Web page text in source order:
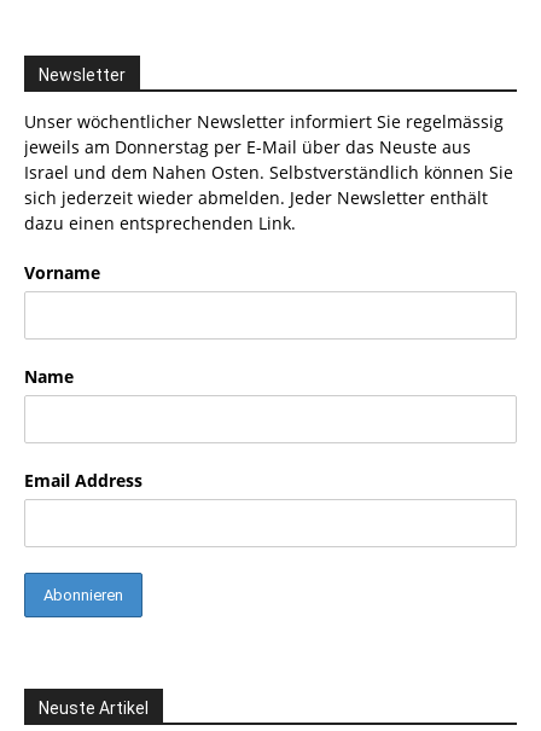
Newsletter
Unser wöchentlicher Newsletter informiert Sie regelmässig
jeweils am Donnerstag per E-Mail über das Neuste aus
Israel und dem Nahen Osten. Selbstverständlich können Sie
sich jederzeit wieder abmelden. Jeder Newsletter enthält
dazu einen entsprechenden Link.
Vorname
Name
Email Address
Neuste Artikel